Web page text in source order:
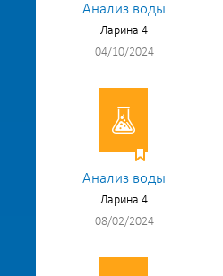
Анализ воды
Ларина 4
04/10/2024
Анализ воды
Ларина 4
08/02/2024